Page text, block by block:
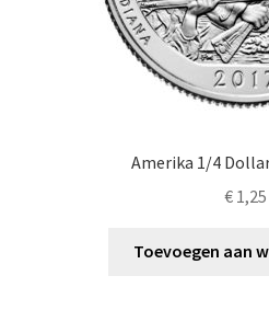
Amerika 1/4
€1,25
Toevoegen aan